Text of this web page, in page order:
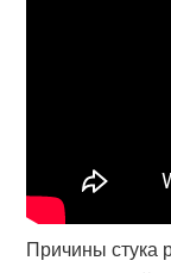
Причины стука